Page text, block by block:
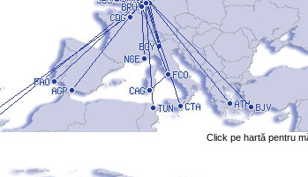
Click pe hartă pentru